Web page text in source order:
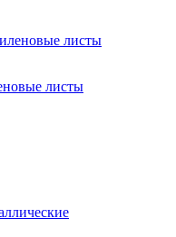
листы
листы